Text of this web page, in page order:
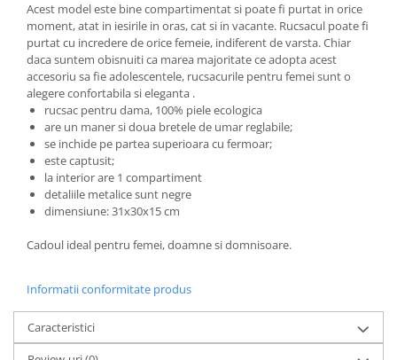
Acest model este bine compartimentat si poate fi purtat in orice
moment, atat in iesirile in oras, cat si in vacante. Rucsacul poate fi
purtat cu incredere de orice femeie, indiferent de varsta. Chiar
daca suntem obisnuiti ca marea majoritate ce adopta acest
accesoriu sa fie adolescentele, rucsacurile pentru femei sunt o
alegere confortabila si eleganta .
rucsac pentru dama, 100% piele ecologica
are un maner si doua bretele de umar reglabile;
se inchide pe partea superioara cu fermoar;
este captusit;
la interior are 1 compartiment
detaliile metalice sunt negre
dimensiune: 31x30x15 cm
Cadoul ideal pentru femei, doamne si domnisoare.
Informatii conformitate produs
Caracteristici